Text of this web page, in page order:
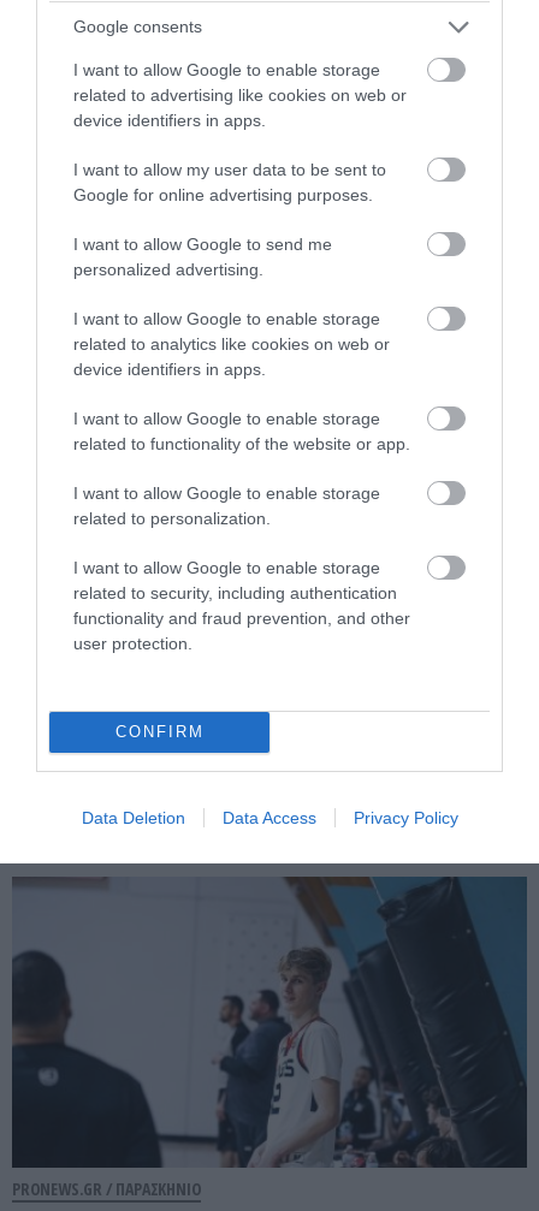
Google consents
I want to allow Google to enable storage
related to advertising like cookies on web or
device identifiers in apps.
I want to allow my user data to be sent to
Google for online advertising purposes.
I want to allow Google to send me
personalized advertising.
I want to allow Google to enable storage
related to analytics like cookies on web or
device identifiers in apps.
I want to allow Google to enable storage
related to functionality of the website or app.
I want to allow Google to enable storage
related to personalization.
I want to allow Google to enable storage
related to security, including authentication
functionality and fraud prevention, and other
user protection.
CONFIRM
Data Deletion Data Access Privacy Policy
PRONEWS.GR /
Η Χαλ ανακοίνωσε και επίσημα την
απόκτηση του Κ.Τζολάκη
05.08.2026 | 12:32
Ντίντα: Το παραμορφωμένο του δάχτυλο
έγινε viral μετά την εμφάνισή του σε
PRONEWS.GR / ΠΑΡΑΣΚΗΝΙΟ